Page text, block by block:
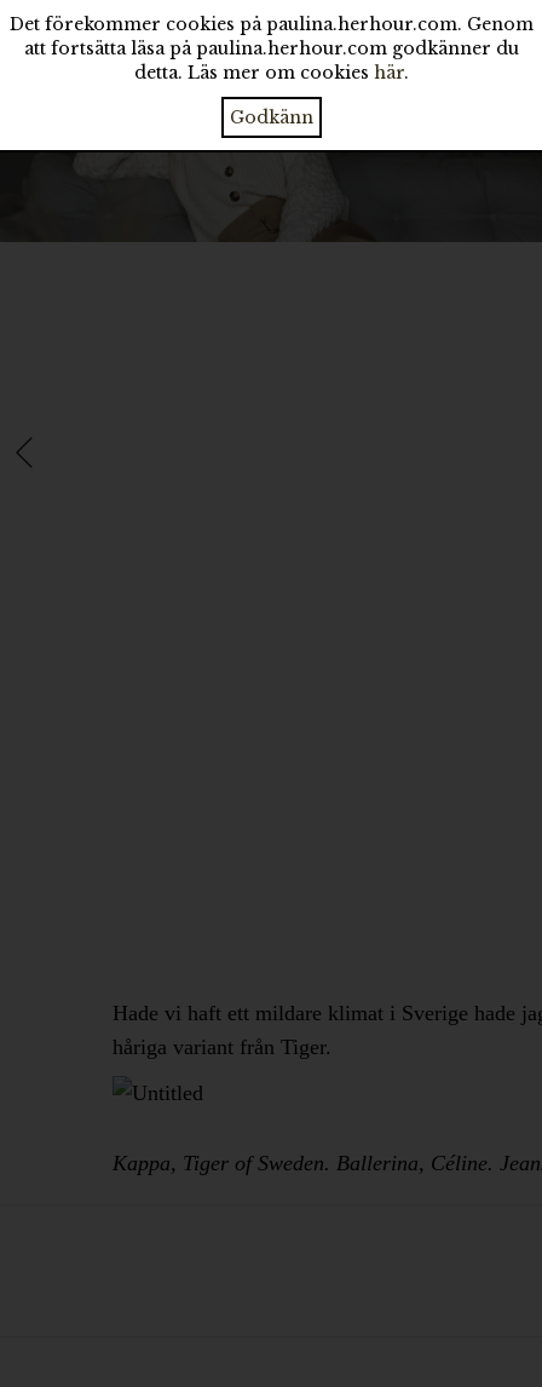
Det förekommer cookies på paulina.herhour.com. Genom
att fortsätta läsa på paulina.herhour.com godkänner du
detta. Läs mer om cookies här.
Godkänn
Hade vi haft ett mildare klimat i Sverige hade
håriga variant från Tiger.
Kappa, Tiger of Sweden. Ballerina, Céline.